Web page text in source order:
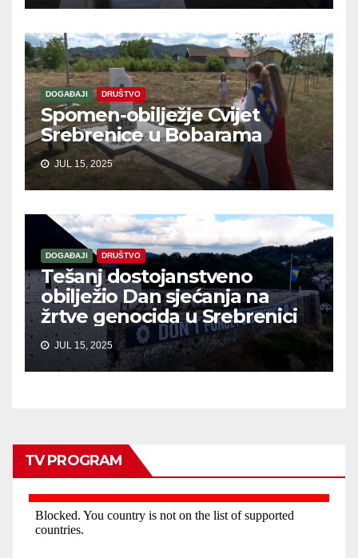
DOGAĐAJI DRUŠTVO
Spomen-obilježje Cvijet
Srebrenice u Bobarama
JUL 15, 2025
DOGAĐAJI DRUŠTVO
Tešanj dostojanstveno
obilježio Dan sjećanja na
žrtve genocida u Srebrenici
JUL 15, 2025
TV PROGRAM